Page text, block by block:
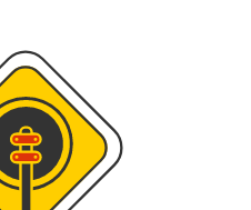
Дорожное
Прочее